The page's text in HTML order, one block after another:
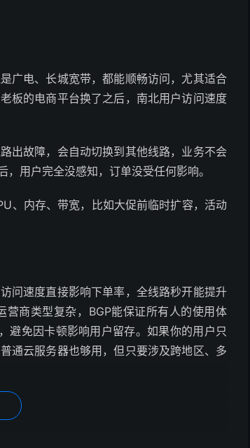
电、长城宽带，都能顺畅访问，尤其适合
板的电商平台换了之后，南北用户访问速度
故障，会自动切换到其他线路，业务不会
用户完全没感知，订单没受任何影响。
内存、带宽，比如大促前临时扩容，活动
速度直接影响下单率，全线路秒开能提升
商类型复杂，BGP能保证所有人的使用体
避免因卡顿影响用户留存。如果你的用户只
通云服务器也够用，但只要涉及跨地区、多
并非真多线接入，可让服务商提供路由测